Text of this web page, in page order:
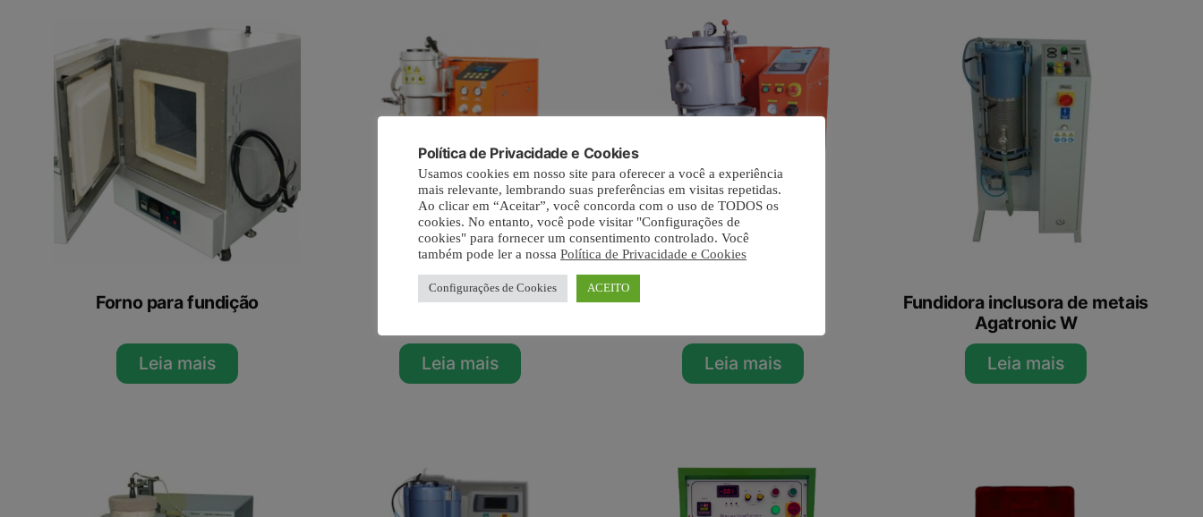
Forno para fundição
Leia mais
Fundidora AVC-III
Leia mais
Leia mais
Fundidora inclusora de metais
Agatronic W
Leia mais
Política de Privacidade e Cookies
Usamos cookies em nosso site para oferecer a você a experiência
mais relevante, lembrando suas preferências em visitas repetidas.
Ao clicar em “Aceitar”, você concorda com o uso de TODOS os
cookies. No entanto, você pode visitar "Configurações de
cookies" para fornecer um consentimento controlado. Você
também pode ler a nossa Política de Privacidade e Cookies
Configurações de Cookies ACEITO